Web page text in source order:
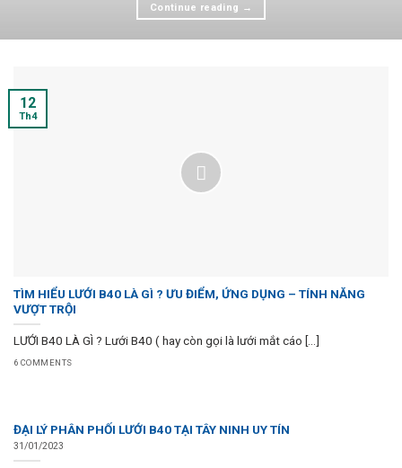
Continue reading →
TÌM HIỂU LƯỚI B40 LÀ GÌ ? ƯU ĐIỂM, ỨNG DỤNG – TÍNH NĂNG
VƯỢT TRỘI
LƯỚI B40 LÀ GÌ ? Lưới B40 ( hay còn gọi là lưới mắt cáo [...]
6 COMMENTS
12
Th4
ĐẠI LÝ PHÂN PHỐI LƯỚI B40 TẠI TÂY NINH UY TÍN
31/01/2023